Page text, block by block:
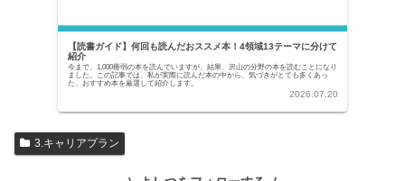
【読書ガイド】何回も読んだおススメ本！4領域13テーマに分けて
紹介
今まで、1,000冊弱の本を読んでいますが、結果、沢山の分野の本を読むことになり
ました。この記事では、私が実際に読んだ本の中から、気づきがとても多くあっ
た、おすすめ本を厳選して紹介します。
2026.07.20
3.キャリアプラン